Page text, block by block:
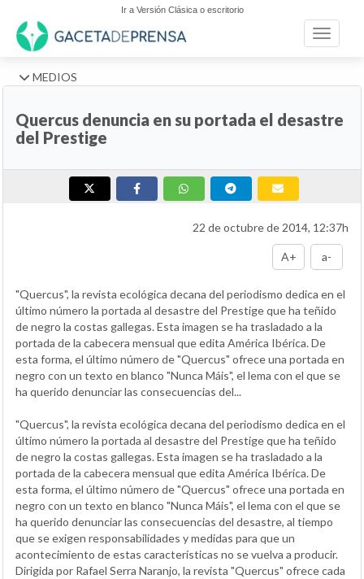
Ir a Versión Clásica o escritorio
Toggle
MEDIOS
Quercus denuncia en su portada el desastre
del Prestige
22 de octubre de 2014, 12:37h
A+ a-
"Quercus", la revista ecológica decana del periodismo dedica en el
último número la portada al desastre del Prestige que ha teñido
de negro la costas gallegas. Esta imagen se ha trasladado a la
portada de la cabecera mensual que edita América Ibérica. De
esta forma, el último número de "Quercus" ofrece una portada en
negro con un texto en blanco "Nunca Máis", el lema con el que se
ha querido denunciar las consecuencias del...
"Quercus", la revista ecológica decana del periodismo dedica en el
último número la portada al desastre del Prestige que ha teñido
de negro la costas gallegas. Esta imagen se ha trasladado a la
portada de la cabecera mensual que edita América Ibérica. De
esta forma, el último número de "Quercus" ofrece una portada en
negro con un texto en blanco "Nunca Máis", el lema con el que se
ha querido denunciar las consecuencias del desastre, al tiempo
que se exigen responsabilidades y medidas para que un
acontecimiento de estas características no se vuelva a producir.
Dirigida por Rafael Serra Naranjo, la revista "Quercus" ofrece cada